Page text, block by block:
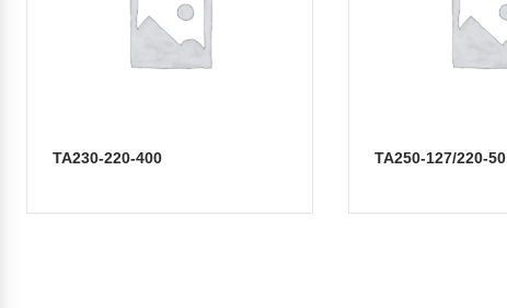
ТА230-220-400 ТА250-127/220-50